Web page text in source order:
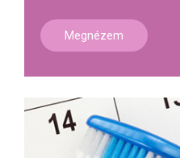
Megnézem